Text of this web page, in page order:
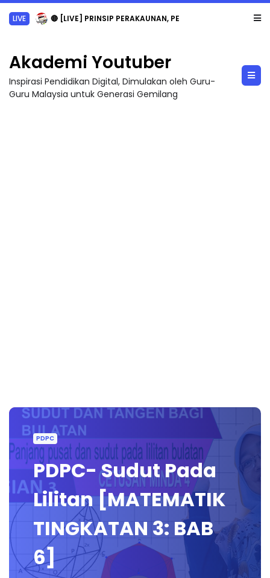
LIVE 🔴 [LIVE] PRINSIP PERAKAUNAN, PECUT SKOR SOALAN 1 TRIAL OLEH CIKGU WAN...
Akademi Youtuber
Inspirasi Pendidikan Digital, Dimulakan oleh Guru-
Guru Malaysia untuk Generasi Gemilang
PDPC
PDPC- Sudut Pada
Lilitan [MATEMATIK
TINGKATAN 3: BAB
6]